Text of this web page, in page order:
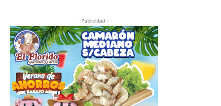
-Publicidad -